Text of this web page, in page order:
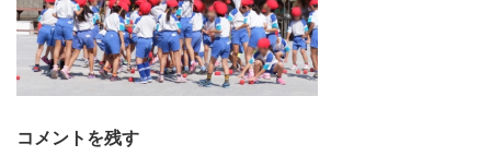
コメントを残す